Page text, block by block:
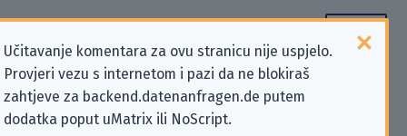
Učitavanje komentara za ovu stranicu nije uspjelo.
Provjeri vezu s internetom i pazi da ne blokiraš
zahtjeve za backend.datenanfragen.de putem
dodatka poput uMatrix ili NoScript.
Podaci kontakta „b2b-
datenbank.de” koji se odnose na